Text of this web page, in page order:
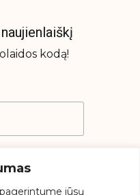
pagerintume jūsų
kodą!